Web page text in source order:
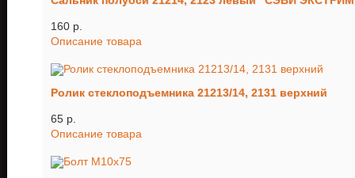
160 p.
Описание товара
Ролик стеклоподъемника 21213/14, 2131 верхний
65 p.
Описание товара